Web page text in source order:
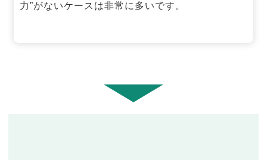
力”がないケースは非常に多いです。